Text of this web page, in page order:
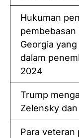
Hukuman
Gеоrgіа
dalam
2024
Trump
Zelensky dаn
Pаrа veteran